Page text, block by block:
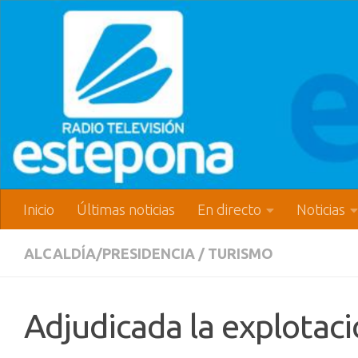
Inicio Últimas noticias En directo Noticias
ALCALDÍA/PRESIDENCIA / TURISMO
Adjudicada la